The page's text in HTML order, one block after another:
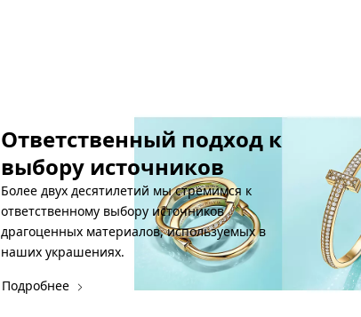
Ответственный подход к
выбору источников
Более двух десятилетий мы стремимся к
ответственному выбору источников
драгоценных материалов, используемых в
наших украшениях.
Подробнее